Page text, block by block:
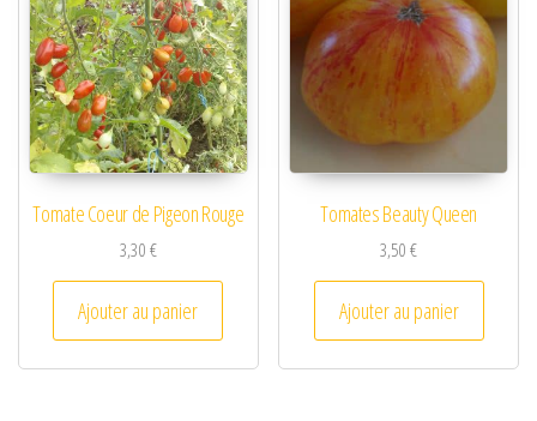
Tomate Coeur de Pigeon Rouge
3,30€
Ajouter au panier
Tomates Beauty Queen
3,50€
Ajouter au panier